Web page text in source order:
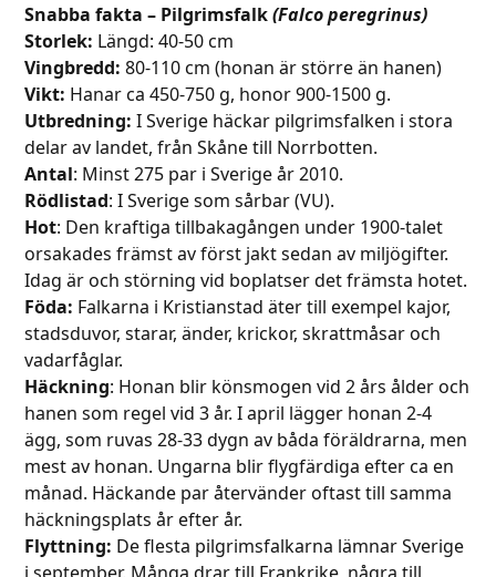
Snabba fakta – Pilgrimsfalk(Falco peregrinus)
Storlek: Längd: 40-50 cm
Vingbredd: 80-110 cm (honan är större än hanen)
Vikt: Hanar ca 450-750 g, honor 900-1500 g.
Utbredning:I Sverige häckar pilgrimsfalken i stora
delar av landet, från Skåne till Norrbotten.
Antal: Minst 275 par i Sverige år 2010.
Rödlistad: I Sverige som sårbar (VU).
Hot: Den kraftiga tillbakagången under 1900-talet
orsakades främst av först jakt sedan av miljögifter.
Idag är och störning vid boplatser det främsta hotet.
Föda: Falkarna i Kristianstad äter till exempel kajor,
stadsduvor, starar, änder, krickor, skrattmåsar och
vadarfåglar.
Häckning: Honan blir könsmogen vid 2 års ålder och
hanen som regel vid 3 år. I april lägger honan 2-4
ägg, som ruvas 28-33 dygn av båda föräl­drarna, men
mest av honan. Ungarna blir flygfärdiga efter ca en
månad. Häckande par återvänder oftast till samma
häckningsplats år efter år.
Flyttning: De flesta pilgrimsfalkarna lämnar Sverige